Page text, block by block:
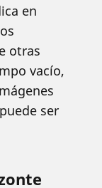
en
otras
vacío,
ser